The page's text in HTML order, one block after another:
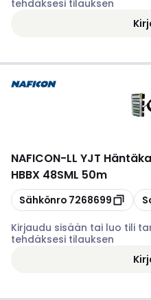
tehdäksesi tilauksen
NAFICON-LL YJT
HBBX 48SML 50m
Kopioi
Sähkönro 7268699
Kirjaudu sisään tai luo tili
tehdäksesi tilauksen